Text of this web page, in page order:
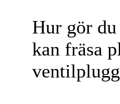
Hur gör
kan fräsa